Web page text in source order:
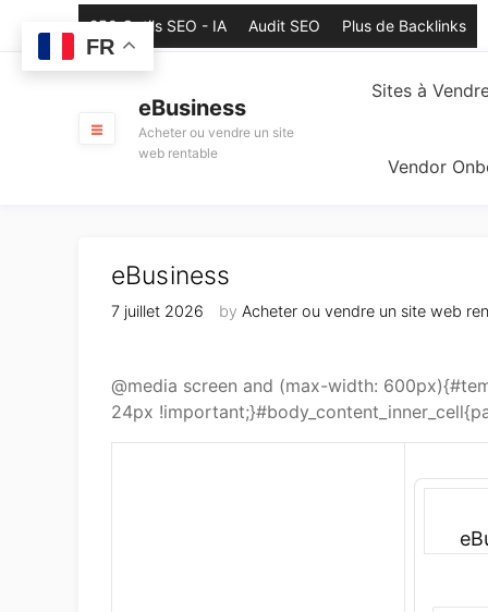
content
250 Outils SEO - IA Audit SEO Plus de Backlinks
eBusiness
Acheter ou vendre un site
web rentable
Sites à
Vendor
eBusiness
7 juillet 2026 by Acheter ou vendre un site web
@media screen and (max-width:
24px
FR